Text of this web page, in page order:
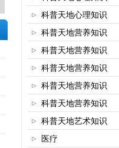
科普天地心理知识
科普天地营养知识
科普天地营养知识
科普天地营养知识
科普天地营养知识
科普天地营养知识
科普天地艺术知识
医疗